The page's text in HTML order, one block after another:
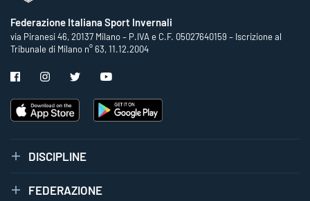
Federazione Italiana Sport Invernali
via Piranesi 46, 20137 Milano – P.IVA e C.F. 05027640159 – Iscrizione al
Tribunale di Milano n° 63, 11.12.2004
DISCIPLINE
FEDERAZIONE